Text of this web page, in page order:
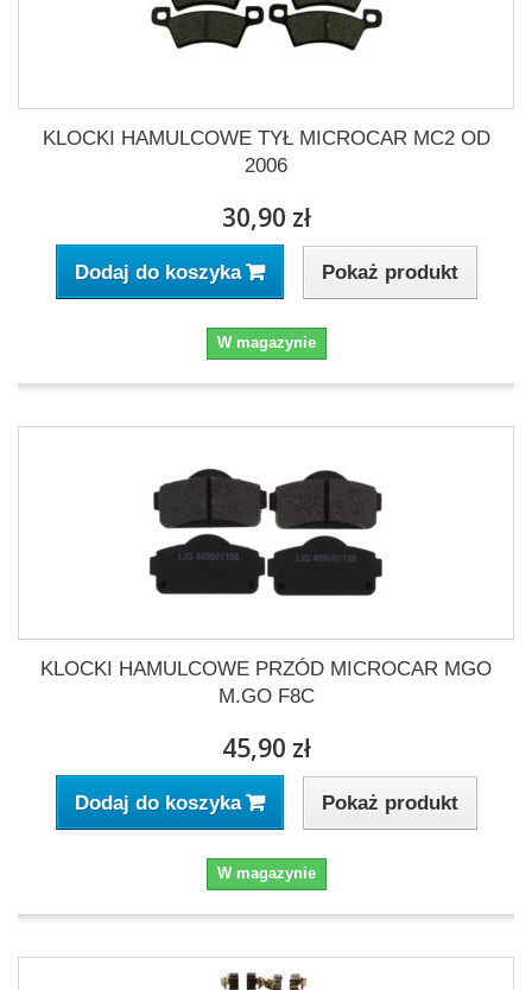
KLOCKI HAMULCOWE TYŁ MICROCAR MC2 OD
2006
30,90 zł
Dodaj do koszyka Pokaż produkt
W magazynie
KLOCKI HAMULCOWE PRZÓD MICROCAR MGO
M.GO F8C
45,90 zł
Dodaj do koszyka Pokaż produkt
W magazynie